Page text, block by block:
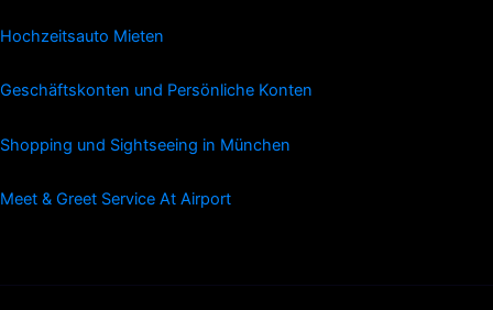
Hochzeitsauto Mieten
Geschäftskonten und Persönliche Konten
Shopping und Sightseeing in München
Meet & Greet Service At Airport